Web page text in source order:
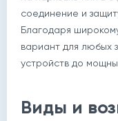
соединение и
Благодаря
вариант для любых
устройств до
Виды и